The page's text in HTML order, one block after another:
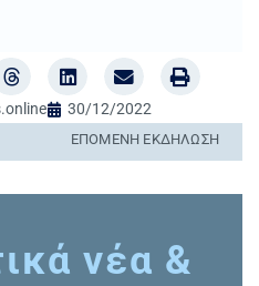
30/12/2022
ΕΠΌΜΕΝΗ ΕΚΔΉΛΩΣΗ
νέα &